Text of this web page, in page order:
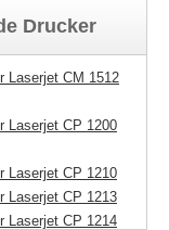
Drucker
Laserjet CM 1512
Laserjet CP 1200
Laserjet CP 1210
Laserjet CP 1213
Laserjet CP 1214